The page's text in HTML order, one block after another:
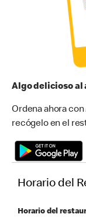
Algo delicioso al
Ordena ahora con
recógelo en el
Horario del
Horario del